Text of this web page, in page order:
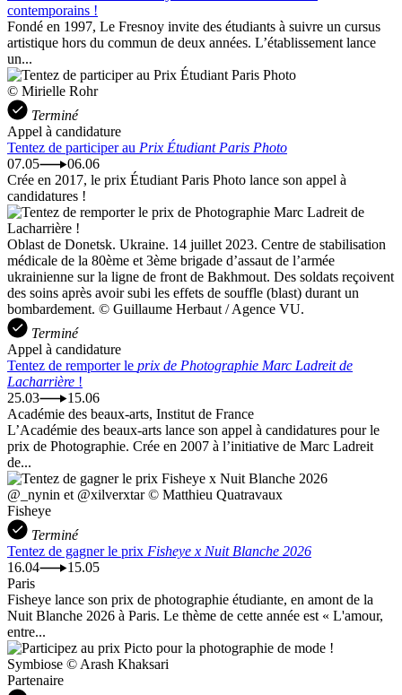
contemporains !
Fondé en 1997, Le Fresnoy invite des étudiants à suivre un cursus
artistique hors du commun de deux années. L’établissement lance
un...
© Mirielle Rohr
Terminé
Appel à candidature
Tentez de participer au Prix Étudiant Paris Photo
07.05
06.06
Crée en 2017, le prix Étudiant Paris Photo lance son appel à
candidatures !
Oblast de Donetsk. Ukraine. 14 juillet 2023. Centre de stabilisation
médicale de la 80ème et 3ème brigade d’assaut de l’armée
ukrainienne sur la ligne de front de Bakhmout. Des soldats reçoivent
des soins après avoir subi les effets de souffle (blast) durant un
bombardement. © Guillaume Herbaut / Agence VU.
Terminé
Appel à candidature
Tentez de remporter le prix de Photographie Marc Ladreit de
Lacharrière !
25.03
15.06
Académie des beaux-arts, Institut de France
L’Académie des beaux-arts lance son appel à candidatures pour le
prix de Photographie. Crée en 2007 à l’initiative de Marc Ladreit
de...
@_nynin et @xilverxtar © Matthieu Quatravaux
Fisheye
Terminé
Tentez de gagner le prix Fisheye x Nuit Blanche 2026
16.04
15.05
Paris
Fisheye lance son prix de photographie étudiante, en amont de la
Nuit Blanche 2026 à Paris. Le thème de cette année est « L'amour,
entre...
Symbiose © Arash Khaksari
Partenaire